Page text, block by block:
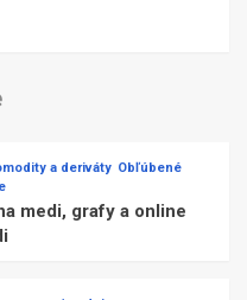
a deriváty Obľúbené
medi, grafy a online